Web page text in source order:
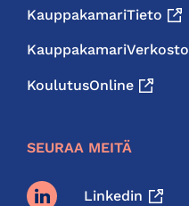
KauppakamariTieto
KauppakamariVerkosto
KoulutusOnline
SEURAA MEITÄ
Linkedin